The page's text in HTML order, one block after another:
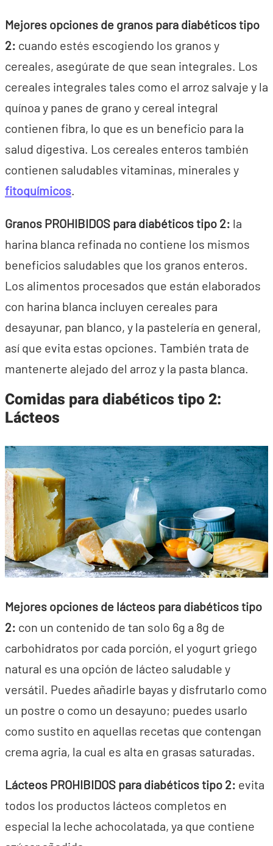
Mejores opciones de granos para diabéticos tipo
2: cuando estés escogiendo los granos y
cereales, asegúrate de que sean integrales. Los
cereales integrales tales como el arroz salvaje y la
quínoa y panes de grano y cereal integral
contienen fibra, lo que es un beneficio para la
salud digestiva. Los cereales enteros también
contienen saludables vitaminas, minerales y
fitoquímicos.
Granos PROHIBIDOS para diabéticos tipo 2: la
harina blanca refinada no contiene los mismos
beneficios saludables que los granos enteros.
Los alimentos procesados que están elaborados
con harina blanca incluyen cereales para
desayunar, pan blanco, y la pastelería en general,
así que evita estas opciones. También trata de
mantenerte alejado del arroz y la pasta blanca.
Comidas para diabéticos tipo 2:
Lácteos
Mejores opciones de lácteos para diabéticos tipo
2: con un contenido de tan solo 6g a 8g de
carbohidratos por cada porción, el yogurt griego
natural es una opción de lácteo saludable y
versátil. Puedes añadirle bayas y disfrutarlo como
un postre o como un desayuno; puedes usarlo
como sustito en aquellas recetas que contengan
crema agria, la cual es alta en grasas saturadas.
Lácteos PROHIBIDOS para diabéticos tipo 2: evita
todos los productos lácteos completos en
especial la leche achocolatada, ya que contiene